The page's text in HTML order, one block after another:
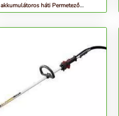
akkumulátoros háti Permetező
tanúsító matricáv...